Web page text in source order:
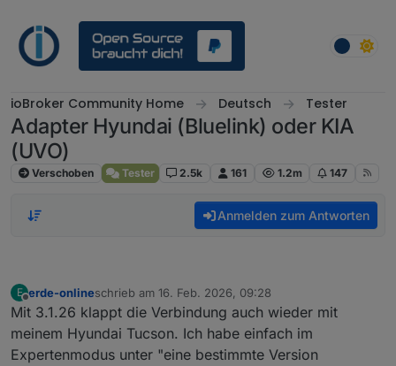
ioBroker Community Home Deutsch Tester
Adapter Hyundai (Bluelink) oder KIA
(UVO)
Verschoben Tester 2.5k 161 1.2m 147
Anmelden zum Antworten
E
Offline
erde-onlineschrieb am 16. Feb. 2026, 09:28
zuletzt editiert von
Mit 3.1.26 klappt die Verbindung auch wieder mit
meinem Hyundai Tucson. Ich habe einfach im
Expertenmodus unter "eine bestimmte Version